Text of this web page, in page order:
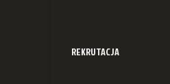
REKRUTACJA